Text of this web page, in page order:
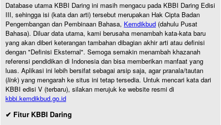
Database utama KBBI Daring ini masih mengacu pada KBBI Daring Edisi
III, sehingga isi (kata dan arti) tersebut merupakan Hak Cipta Badan
Pengembangan dan Pembinaan Bahasa, Kemdikbud (dahulu Pusat
Bahasa). Diluar data utama, kami berusaha menambah kata-kata baru
yang akan diberi keterangan tambahan dibagian akhir arti atau definisi
dengan "Definisi Eksternal". Semoga semakin menambah khazanah
referensi pendidikan di Indonesia dan bisa memberikan manfaat yang
luas. Aplikasi ini lebih bersifat sebagai arsip saja, agar pranala/tautan
(link) yang mengarah ke situs ini tetap tersedia. Untuk mencari kata dari
KBBI edisi V (terbaru), silakan merujuk ke website resmi di
kbbi.kemdikbud.go.id
✔ Fitur KBBI Daring